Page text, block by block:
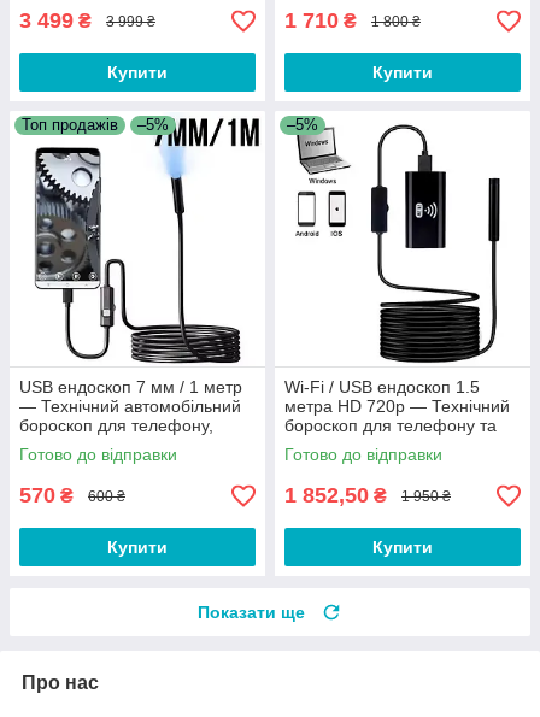
3 499 ₴ 3 999 ₴
Купити
1 710 ₴ 1 800 ₴
Купити
Топ продажів –5%
USB ендоскоп 7 мм / 1 метр
— Технічний автомобільний
бороскоп для телефону,
смартфона
Готово до відправки
570 ₴ 600 ₴
Купити
–5%
Wi-Fi / USB ендоскоп 1.5
метра HD 720p — Технічний
бороскоп для телефону та
смартфона Android, iOS
Готово до відправки
1 852,50 ₴ 1 950 ₴
Купити
Показати ще
Про нас